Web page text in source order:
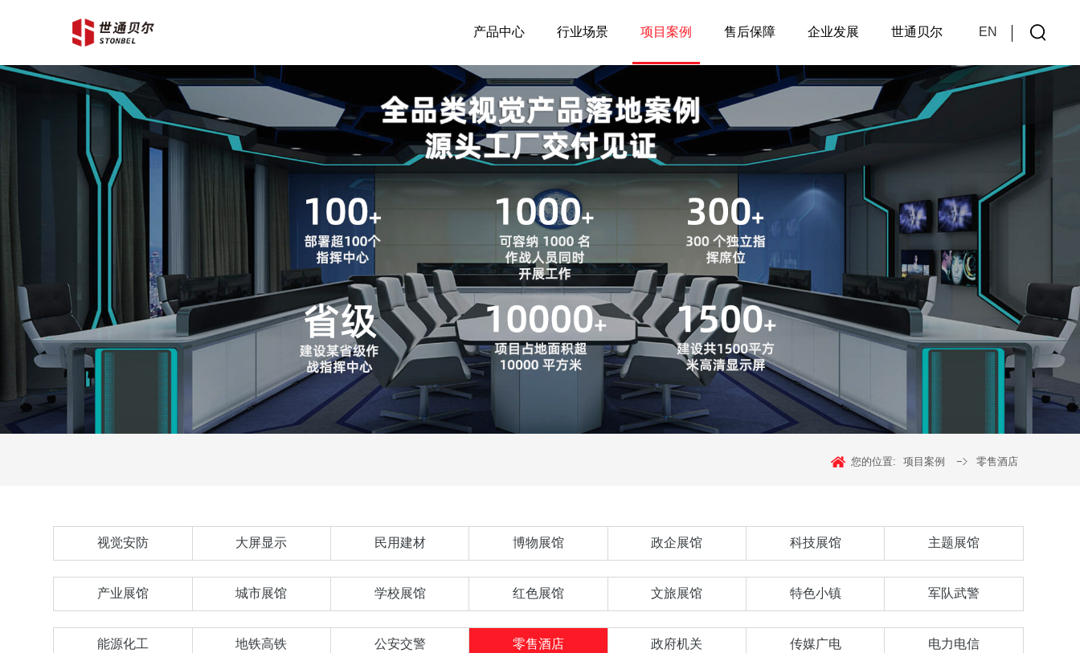
EN
产品中心 行业场景 项目案例 售后保障 企业发展 世通贝尔
您的位置: 项目案例 零售酒店
视觉安防 大屏显示 民用建材 博物展馆 政企展馆 科技展馆 主题展馆
产业展馆 城市展馆 学校展馆 红色展馆 文旅展馆 特色小镇 军队武警
能源化工 地铁高铁 公安交警 零售酒店 政府机关 传媒广电 电力电信